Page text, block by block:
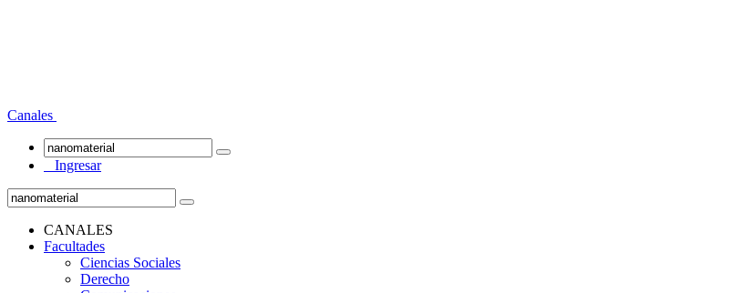
Canales
Ingresar
CANALES
Facultades
Ciencias Sociales
Derecho